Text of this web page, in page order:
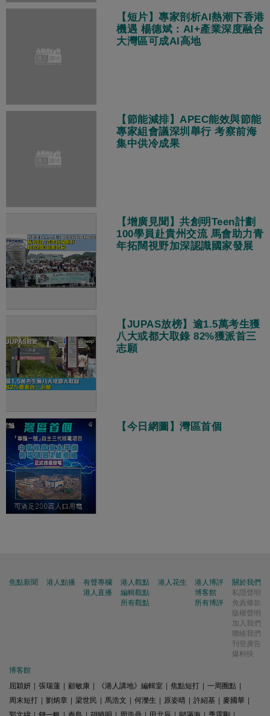
【短片】專家剖析AI熱潮下香港
機遇 楊德斌：AI+產業深度融合
大灣區可成AI高地
【節能減排】APEC能效與節能
專家組會議深圳舉行 考察前海
集中供冷成果
【增廣見聞】共創明Teen計劃
100學員赴貴州交流 馬會助力青
年拓闊視野加深認識國家發展
【JUPAS放榜】逾1.5萬考生獲
八大或都大取錄 82%獲派首三
志願
【今日網圖】灣區首個
焦點新聞 港人點播
有聲專欄
港人直播
港人觀點
編輯觀點
所有觀點
港人花生
港人博評
博客館
所有博評
關於我們
私隱聲明
免責條款
版權聲明
加入我們
聯絡我們
刊登廣告
爆料快
博客館
屈穎妍
張瑞蓮 顧敏康 《港人講地》編輯室 焦點短打 一周圈點
周末短打
劉炳章 梁世民 馬浩文 何濼生 原姿晴 許紹基 麥國華